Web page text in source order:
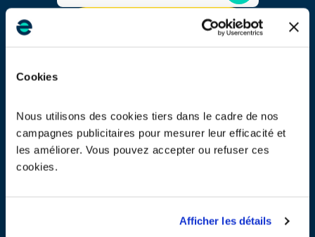
Cookies
Nous utilisons des cookies tiers dans le cadre de nos
campagnes publicitaires pour mesurer leur efficacité et
les améliorer. Vous pouvez accepter ou refuser ces
cookies.
Afficher les détails
TROUVER UN POINT D'APPORT
Je cherche une solution pour mesEEE ou lampes usagés